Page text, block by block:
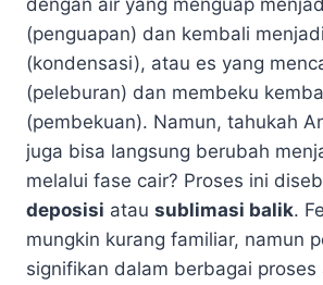
(penguapan) dan kembali
(kondensasi), atau es yang
(peleburan) dan membeku
(pembekuan). Namun, tahukah
juga bisa langsung berubah
melalui fase cair? Proses ini
deposisi atau sublimasi balik.
mungkin kurang familiar, namun
signifikan dalam berbagai proses